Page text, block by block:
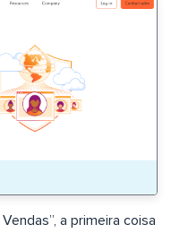
a primeira coisa